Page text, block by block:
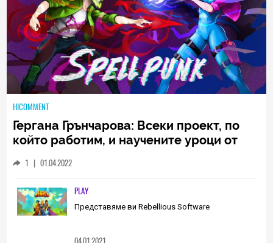
HICOMMENT
Гергана Грънчарова: Всеки проект, по
който работим, и научените уроци от
трябва да извървим като екип
(ИНТЕРВЮ)
1 | 01.04.2022
PLAY
Представяме ви Rebellious Software
04.01.2021